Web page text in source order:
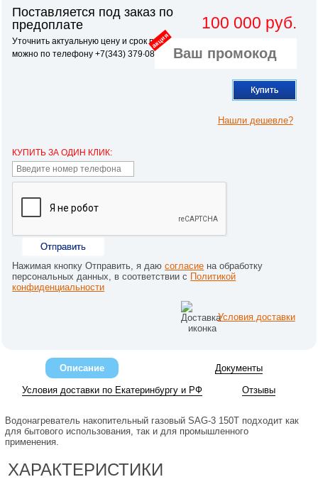
Поставляется под заказ по
предоплате
Уточнить актуальную цену и срок поставки
можно по телефону +7(343) 379∙08∙81
100 000 руб.
акция
Купить
Нашли дешевле?
КУПИТЬ ЗА ОДИН КЛИК:
Отправить
Нажимая кнопку Отправить, я даюсогласие на обработку
персональных данных, в соответствии с Политикой
конфиденциальности
Условия доставки
Описание Документы
Условия доставки по Екатеринбургу и РФ Отзывы
Водонагреватель накопительный газовый SAG-3 150Т подходит как
для бытового использования, так и для промышленного
применения.
ХАРАКТЕРИСТИКИ